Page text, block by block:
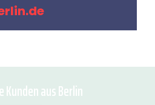
aus Berlin